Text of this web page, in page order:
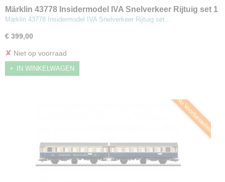
Märklin 43778 Insidermodel IVA Snelverkeer Rijtuig set 1
Märklin 43778 Insidermodel IVA Snelverkeer Rijtuig set…
€ 399,00
✘ Niet op voorraad
IN WINKELWAGEN
Nu Voorbestellen